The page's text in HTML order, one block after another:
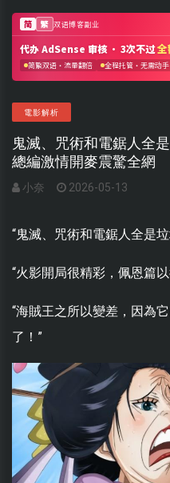
電影解析
鬼滅、咒術和電鋸人全
總編激情開麥震驚全網
小奈 2026-05-13
“鬼滅、咒術和電鋸人全是
“火影開局很精彩，佩恩篇
“海賊王之所以變差，因為
了！”